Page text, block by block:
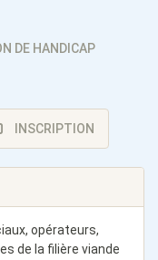
DE HANDICAP
INSCRIPTION
opérateurs,
de la filière viande